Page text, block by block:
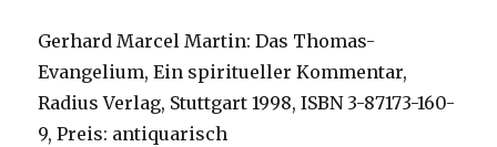
Gerhard Marcel Martin: Das Thomas-
Evangelium, Ein spiritueller Kommentar,
Radius Verlag, Stuttgart 1998, ISBN 3-87173-160-
9, Preis: antiquarisch